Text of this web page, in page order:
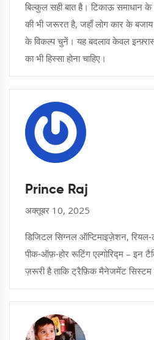
बिल्कुल सही बात है। टिकाऊ समाधान के
की भी जरूरत है, जहाँ लोग कार के बजाय
के विकल्प चुनें। यह बदलाव केवल
का भी हिस्सा होना चाहिए।
Prince Raj
अक्तूबर 10, 2025
डिजिटल सिग्नल ऑप्टिमाइज़ेशन,
पीक‑ऑफ़‑होर रूटिंग एल्गोरिद्म – इन
ज़रूरी है ताकि ट्रैफ़िक मैनेजमेंट सिस्टम